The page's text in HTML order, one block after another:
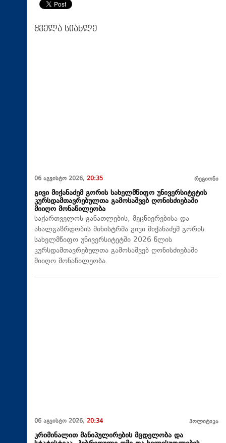
ყველა სიახლე
06 აგვისტო 2026, 20:35 რეგიონი
გივი მიქანაძემ გორის სახელმწიფო უნივერსიტეტის
კურსდამთავრებულთა გამოსაშვებ ღონისძიებაში
მიიღო მონაწილეობა
საქართველოს განათლების, მეცნიერებისა და
ახალგაზრდობის მინისტრმა გივი მიქანაძემ გორის
სახელმწიფო უნივერსიტეტში 2026 წლის
კურსდამთავრებულთა გამოსაშვებ ღონისძიებაში
მიიღო მონაწილეობა.
06 აგვისტო 2026, 20:34 პოლიტიკა
კრიმინალით მანიპულირების მცდელობა და